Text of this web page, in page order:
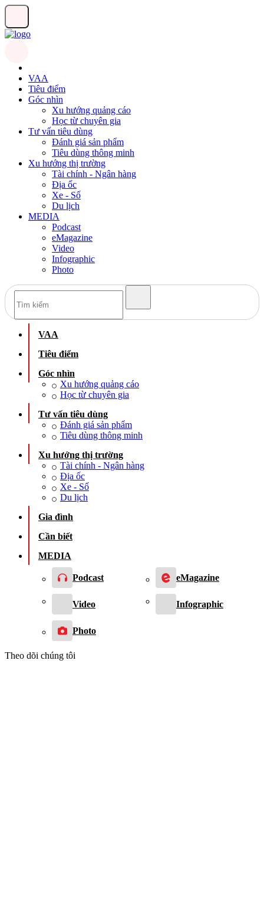
VAA
Tiêu điểm
Góc nhìn
Xu hướng quảng cáo
Học từ chuyên gia
Tư vấn tiêu dùng
Đánh giá sản phẩm
Tiêu dùng thông minh
Xu hướng thị trường
Tài chính - Ngân hàng
Địa ốc
Xe - Số
Du lịch
MEDIA
Podcast
eMagazine
Video
Infographic
Photo
VAA
Tiêu điểm
Góc nhìn
Xu hướng quảng cáo
Học từ chuyên gia
Tư vấn tiêu dùng
Đánh giá sản phẩm
Tiêu dùng thông minh
Xu hướng thị trường
Tài chính - Ngân hàng
Địa ốc
Xe - Số
Du lịch
Gia đình
Cần biết
MEDIA
Podcast eMagazine
Video Infographic
Photo
Theo dõi chúng tôi